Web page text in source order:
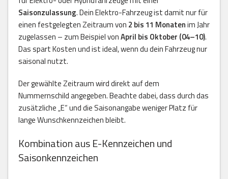
Saisonzulassung. Dein Elektro-Fahrzeug ist damit nur für
einen festgelegten Zeitraum von 2 bis 11 Monatenim Jahr
zugelassen – zum Beispiel vonApril bis Oktober (04–10).
Das spart Kosten und ist ideal, wenn du dein Fahrzeug nur
saisonal nutzt.
Der gewählte Zeitraum wird direkt auf dem
Nummernschild angegeben. Beachte dabei, dass durch das
zusätzliche „E“ und die Saisonangabe weniger Platz für
lange Wunschkennzeichen bleibt.
Kombination aus E-Kennzeichen und
Saisonkennzeichen